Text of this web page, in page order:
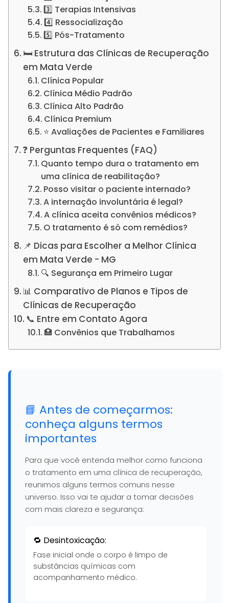
3️⃣ Terapias Intensivas
4️⃣ Ressocialização
5️⃣ Pós-Tratamento
🛏️ Estrutura das Clínicas de Recuperação
em Mata Verde
Clínica Popular
Clínica Médio Padrão
Clínica Alto Padrão
Clínica Premium
⭐ Avaliações de Pacientes e Familiares
❓ Perguntas Frequentes (FAQ)
Quanto tempo dura o tratamento em
uma clínica de reabilitação?
Posso visitar o paciente internado?
A internação involuntária é legal?
A clínica aceita convênios médicos?
O tratamento é só com remédios?
📌 Dicas para Escolher a Melhor Clínica
em Mata Verde - MG
🔍 Segurança em Primeiro Lugar
📊 Comparativo de Planos e Tipos de
Clínicas de Recuperação
📞 Entre em Contato Agora
🏥 Convênios que Trabalhamos
📘 Antes de começarmos:
conheça alguns termos
importantes
Para que você entenda melhor como funciona
o tratamento em uma clínica de recuperação,
reunimos alguns termos comuns nesse
universo. Isso vai te ajudar a tomar decisões
com mais clareza e segurança:
🔁 Desintoxicação:
Fase inicial onde o corpo é limpo de
substâncias químicas com
acompanhamento médico.